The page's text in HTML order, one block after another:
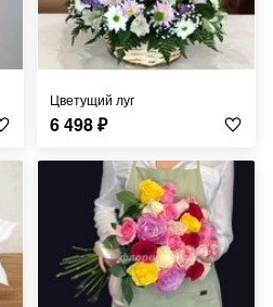
Цветущий луг
6 498₽